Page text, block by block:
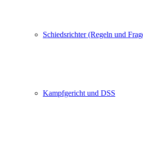
Schiedsrichter (Regeln und
Kampfgericht und DSS